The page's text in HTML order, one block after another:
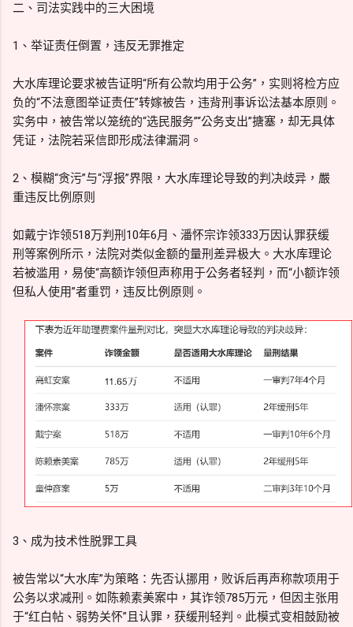
二、司法实践中的三大困境
1、举证责任倒置，违反无罪推定
大水库理论要求被告证明“所有公款均用于公务”，实则将检方应
负的“不法意图举证责任”转嫁被告，违背刑事诉讼法基本原则。
实务中，被告常以笼统的“选民服务”“公务支出”搪塞，却无具体
凭证，法院若采信即形成法律漏洞。
2、模糊“贪污”与“浮报”界限，大水库理论导致的判决歧异，嚴
重违反比例原则
如戴宁诈领518万判刑10年6月、潘怀宗诈领333万因认罪获缓
刑等案例所示，法院对类似金额的量刑差异极大。大水库理论
若被滥用，易使“高额诈领但声称用于公务者轻判，而“小额诈领
但私人使用”者重罚，违反比例原则。
3、成为技术性脱罪工具
被告常以“大水库”为策略：先否认挪用，败诉后再声称款项用于
公务以求减刑。如陈赖素美案中，其诈领785万元，但因主张用
于“红白帖、弱势关怀”且认罪，获缓刑轻判。此模式变相鼓励被